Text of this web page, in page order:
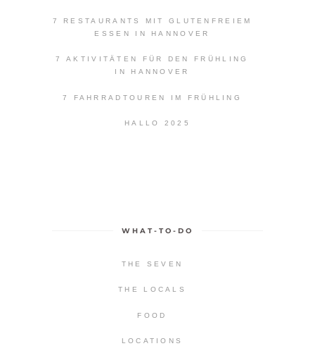
7 RESTAURANTS MIT GLUTENFREIEM
ESSEN IN HANNOVER
7 AKTIVITÄTEN FÜR DEN FRÜHLING
IN HANNOVER
7 FAHRRADTOUREN IM FRÜHLING
HALLO 2025
WHAT-TO-DO
THE SEVEN
THE LOCALS
FOOD
LOCATIONS